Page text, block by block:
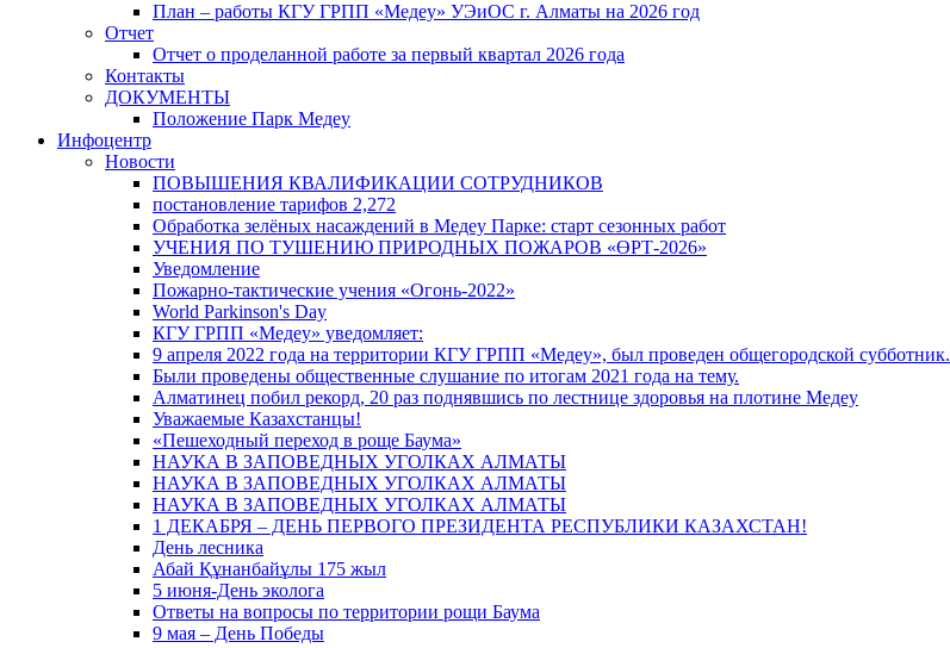
План – работы КГУ ГРПП «Медеу» УЭиОС г. Алматы на 2026 год
Отчет
Отчет о проделанной работе за первый квартал 2026 года
Контакты
ДОКУМЕНТЫ
Положение Парк Медеу
Инфоцентр
Новости
ПОВЫШЕНИЯ КВАЛИФИКАЦИИ СОТРУДНИКОВ
постановление тарифов 2,272
Обработка зелёных насаждений в Медеу Парке: старт сезонных работ
УЧЕНИЯ ПО ТУШЕНИЮ ПРИРОДНЫХ ПОЖАРОВ «ӨРТ-2026»
Уведомление
Пожарно-тактические учения «Огонь-2022»
World Parkinson's Day
КГУ ГРПП «Медеу» уведомляет:
9 апреля 2022 года на территории КГУ ГРПП «Медеу», был проведен общегородской субботник.
Были проведены общественные слушание по итогам 2021 года на тему.
Алматинец побил рекорд, 20 раз поднявшись по лестнице здоровья на плотине Медеу
Уважаемые Казахстанцы!
«Пешеходный переход в роще Баума»
НАУКА В ЗАПОВЕДНЫХ УГОЛКАХ АЛМАТЫ
НАУКА В ЗАПОВЕДНЫХ УГОЛКАХ АЛМАТЫ
НАУКА В ЗАПОВЕДНЫХ УГОЛКАХ АЛМАТЫ
1 ДЕКАБРЯ – ДЕНЬ ПЕРВОГО ПРЕЗИДЕНТА РЕСПУБЛИКИ КАЗАХСТАН!
День лесника
Абай Құнанбайұлы 175 жыл
5 июня-День эколога
Ответы на вопросы по территории рощи Баума
9 мая – День Победы